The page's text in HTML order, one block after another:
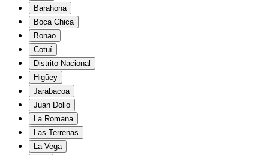
Barahona
Boca Chica
Bonao
Cotuí
Distrito Nacional
Higüey
Jarabacoa
Juan Dolio
La Romana
Las Terrenas
La Vega